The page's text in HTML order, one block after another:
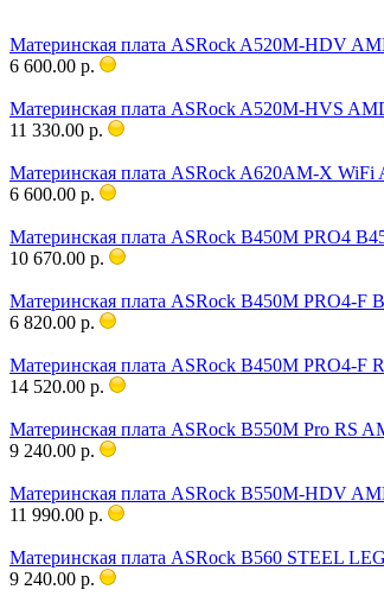
Материнская плата ASRock A520M-HDV
6 600.00 р.
Материнская плата ASRock A520M-HVS
11 330.00 р.
Материнская плата ASRock A620AM-X
6 600.00 р.
Материнская плата ASRock B450M PRO4
10 670.00 р.
Материнская плата ASRock B450M PRO4-
6 820.00 р.
Материнская плата ASRock B450M PRO4-
14 520.00 р.
Материнская плата ASRock B550M Pro RS
9 240.00 р.
Материнская плата ASRock B550M-HDV
11 990.00 р.
Материнская плата ASRock B560 STEEL
9 240.00 р.